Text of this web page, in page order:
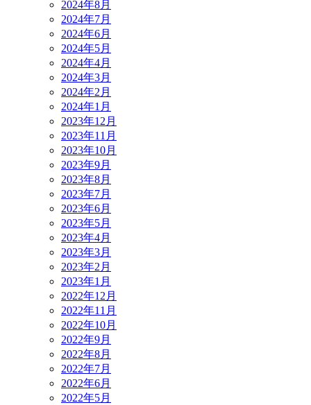
2024年8月
2024年7月
2024年6月
2024年5月
2024年4月
2024年3月
2024年2月
2024年1月
2023年12月
2023年11月
2023年10月
2023年9月
2023年8月
2023年7月
2023年6月
2023年5月
2023年4月
2023年3月
2023年2月
2023年1月
2022年12月
2022年11月
2022年10月
2022年9月
2022年8月
2022年7月
2022年6月
2022年5月